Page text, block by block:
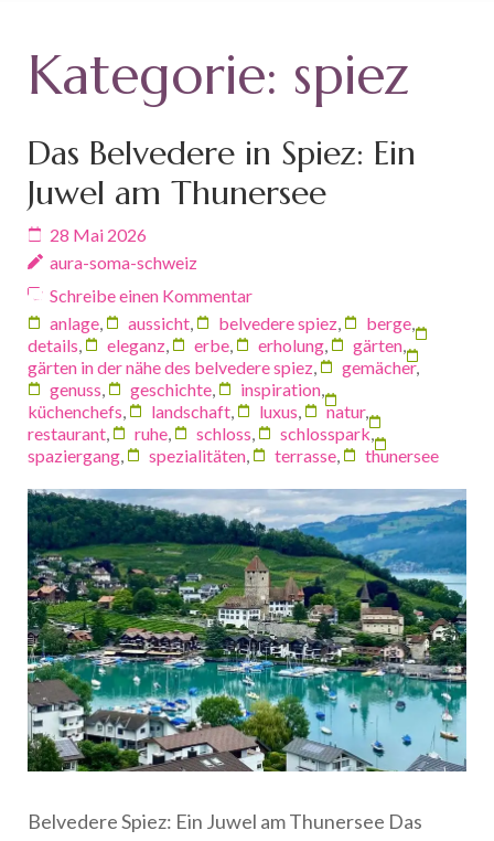
Kategorie: spiez
Das Belvedere in Spiez: Ein
Juwel am Thunersee
28 Mai 2026
aura-soma-schweiz
Schreibe einen Kommentar
anlage
aussicht belvedere spiez berge
details
eleganz erbe erholung gärten
gärten in der nähe des belvedere spiez
gemächer,
genuss
geschichte inspiration
küchenchefs
landschaft luxus natur,
restaurant
ruhe schloss schlosspark,
spaziergang
spezialitäten terrasse thunersee
Belvedere Spiez: Ein Juwel am Thunersee Das